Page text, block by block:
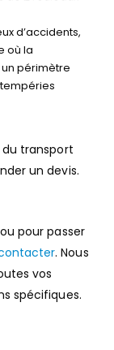
d’accidents,
où la
périmètre
du transport
un devis.
pour passer
. Nous
vos
spécifiques.